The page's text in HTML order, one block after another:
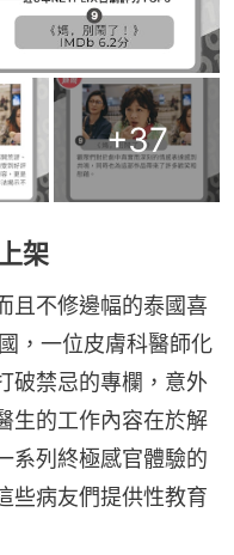
+37
架
且不修邊幅的泰國喜
，一位皮膚科醫師化
破禁忌的專欄，意外
生的工作內容在於解
系列終極感官體驗的
些病友們提供性教育